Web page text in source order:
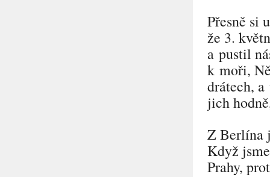
Přesně si
že 3.
a pustil
k moři,
drátech,
jich
Z Berlína
Když
Prahy,